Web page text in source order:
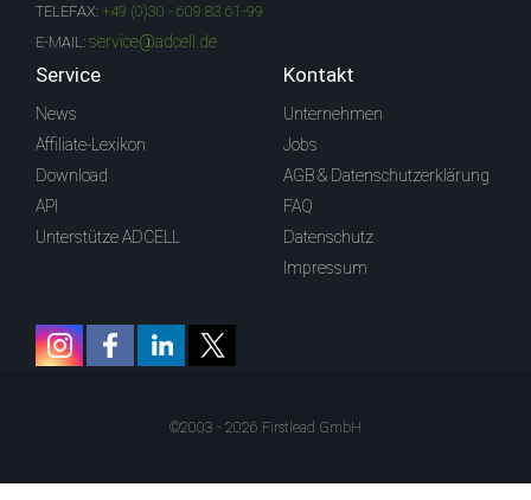
TELEFAX: +49 (0)30 - 609 83 61-99
E-MAIL: service@adcell.de
Service
News
Affiliate-Lexikon
Download
API
Unterstütze ADCELL
Kontakt
Unternehmen
Jobs
AGB & Datenschutzerklärung
FAQ
Datenschutz
Impressum
©2003 - 2026 Firstlead GmbH